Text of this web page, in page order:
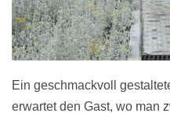
Ein geschmackvoll
erwartet den Gast, wo man